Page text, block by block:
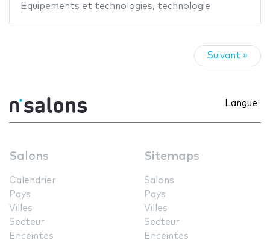
Equipements et technologies, technologie
Suivant »
Langue
Salons
Calendrier
Pays
Villes
Secteur
Enceintes
Sitemaps
Salons
Pays
Villes
Secteur
Enceintes